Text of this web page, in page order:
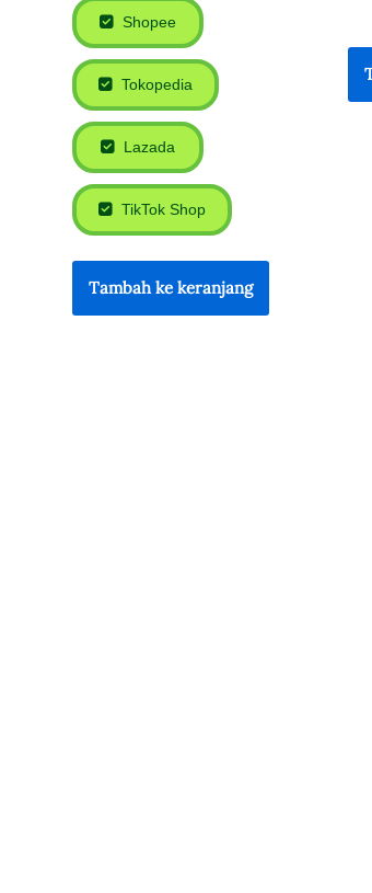
Shopee
Tokopedia
Lazada
TikTok Shop
Tambah ke keranjang